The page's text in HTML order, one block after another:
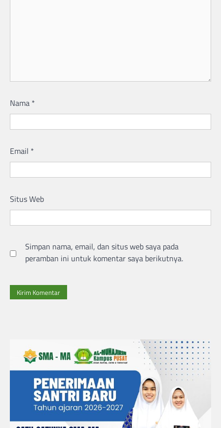
Nama *
Email *
Situs Web
Simpan nama, email, dan situs web saya pada
peramban ini untuk komentar saya berikutnya.